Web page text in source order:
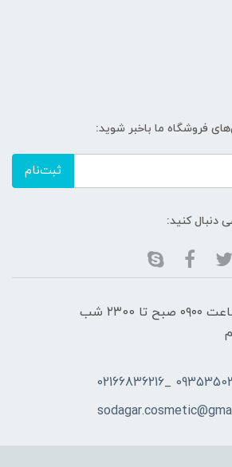
فروشگاه ما باخبر شوید:
ثبت‌نام
دنبال کنید:
هفت روز هفته ، از ساعت ۰۹۰۰ صبح تا ۲۳00 شب